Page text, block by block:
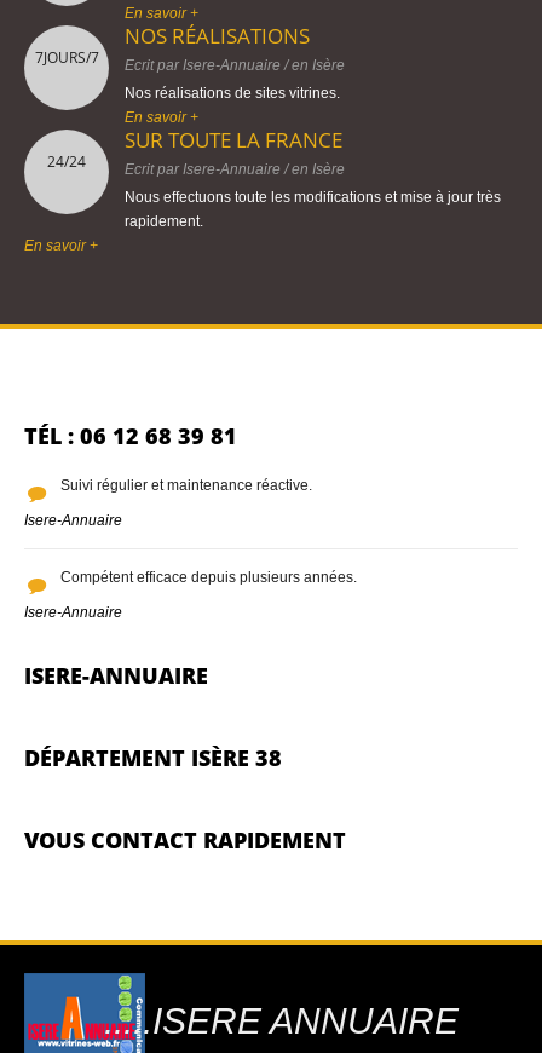
En savoir +
7JOURS/7
NOS RÉALISATIONS
Ecrit parIsere-Annuaire / en Isère
Nos réalisations de sites vitrines.
En savoir +
24/24
SUR TOUTE LA FRANCE
Ecrit parIsere-Annuaire / en Isère
Nous effectuons toute les modifications et mise à jour très
rapidement.
En savoir +
TÉL : 06 12 68 39 81
Suivi régulier et maintenance réactive.
Isere-Annuaire
Compétent efficace depuis plusieurs années.
Isere-Annuaire
ISERE-ANNUAIRE
DÉPARTEMENT ISÈRE 38
VOUS CONTACT RAPIDEMENT
.....ISERE ANNUAIRE